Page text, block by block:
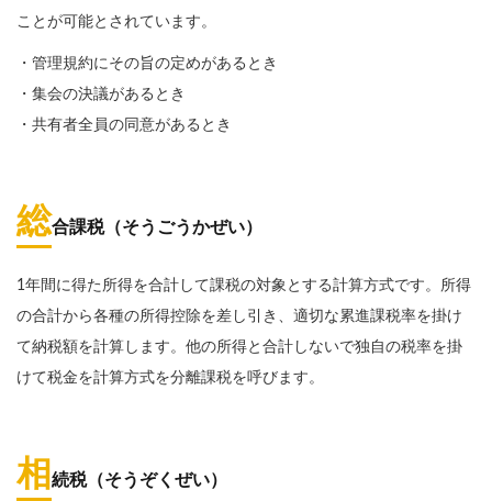
ことが可能とされています。
・管理規約にその旨の定めがあるとき
・集会の決議があるとき
・共有者全員の同意があるとき
総合課税（そうごうかぜい）
1年間に得た所得を合計して課税の対象とする計算方式です。所得
の合計から各種の所得控除を差し引き、適切な累進課税率を掛け
て納税額を計算します。他の所得と合計しないで独自の税率を掛
けて税金を計算方式を分離課税を呼びます。
相 続税（そうぞくぜい）